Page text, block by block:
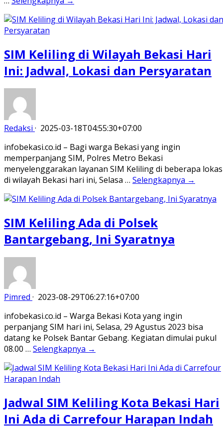
SIM Keliling di Wilayah Bekasi Hari
Ini: Jadwal, Lokasi dan Persyaratan
Redaksi · 2025-03-18T04:55:30+07:00
infobekasi.co.id – Bagi warga Bekasi yang ingin
memperpanjang SIM, Polres Metro Bekasi
menyelenggarakan layanan SIM Keliling di beberapa
di wilayah Bekasi hari ini, Selasa … Selengkapnya →
SIM Keliling Ada di Polsek
Bantargebang, Ini Syaratnya
Pimred · 2023-08-29T06:27:16+07:00
infobekasi.co.id – Warga Bekasi Kota yang ingin
perpanjang SIM hari ini, Selasa, 29 Agustus 2023 bisa
datang ke Polsek Bantar Gebang. Kegiatan dimulai pukul
08.00 … Selengkapnya →
Jadwal SIM Keliling Kota Bekasi Hari
Ini Ada di Carrefour Harapan Indah